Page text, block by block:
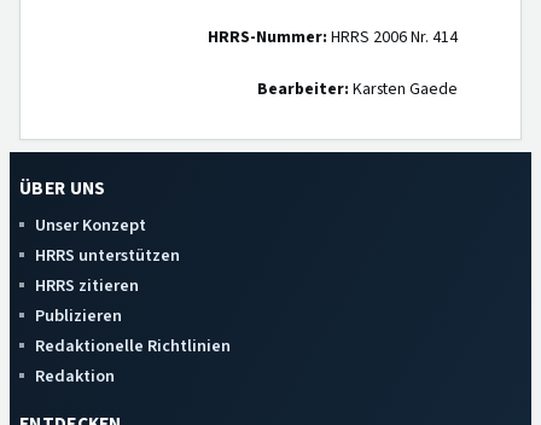
HRRS-Nummer: HRRS 2006 Nr. 414
Bearbeiter: Karsten Gaede
ÜBER UNS
Unser Konzept
HRRS unterstützen
HRRS zitieren
Publizieren
Redaktionelle Richtlinien
Redaktion